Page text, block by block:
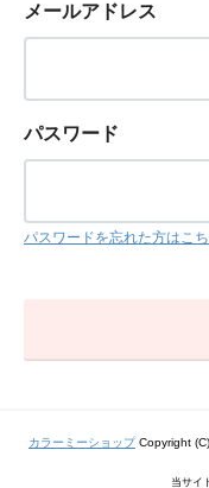
メールアドレス
パスワード
パスワードを忘れた方はこ
カラーミーショップ Copyright
当サイ